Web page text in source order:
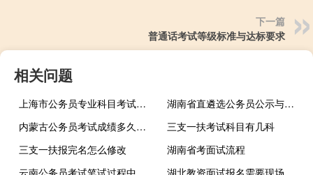
下一篇
普通话考试等级标准与达标要求
相关问题
上海市公务员专业科目考试是什么
湖南省直遴选公务员公示与办理手续说明
内蒙古公务员考试成绩多久公布
三支一扶考试科目有几科
三支一扶报完名怎么修改
湖南省考面试流程